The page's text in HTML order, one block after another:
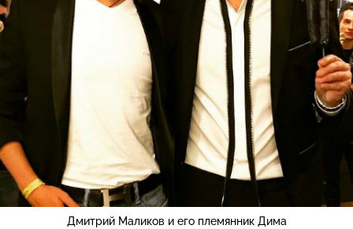
Дмитрий Маликов и его племянник Дима